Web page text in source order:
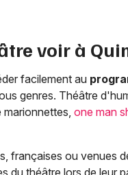
voir à
facilement au
genres. Théâtre
one man
françaises ou venues
du théâtre lors de leur